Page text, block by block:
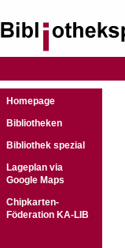
Homepage
Bibliotheken
Bibliothek spezial
Lageplan via
Google Maps
Chipkarten-
Föderation KA-LIB